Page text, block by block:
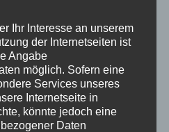
anheizen Anzündhilfe
Ihr Interesse an unserem
der Internetseiten ist
Angabe
möglich. Sofern eine
Services unseres
Internetseite in
könnte jedoch eine
Daten